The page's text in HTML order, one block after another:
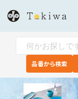
品番から検索